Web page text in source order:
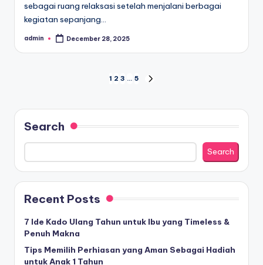
sebagai ruang relaksasi setelah menjalani berbagai
kegiatan sepanjang…
Posted
admin December 28, 2025
pagination
1 2 3 … 5
Search
Search
Recent Posts
7 Ide Kado Ulang Tahun untuk Ibu yang Timeless &
Penuh Makna
Tips Memilih Perhiasan yang Aman Sebagai Hadiah
untuk Anak 1 Tahun